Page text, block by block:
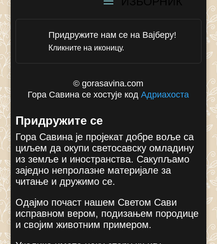
Придружите нам се на Вајберу!
Кликните на иконицу.
© gorasavina.com
Гора Савина се хостује кодАдриахоста
Придружите се
Гора Савина је пројекат добре воље са
циљем да окупи светосавску омладину
из земље и иностранства. Сакупљамо
заједно непролазне материјале за
читање и дружимо се.
Одајмо почаст нашем Светом Сави
исправном вером, подизањем породице
и својим животним примером.